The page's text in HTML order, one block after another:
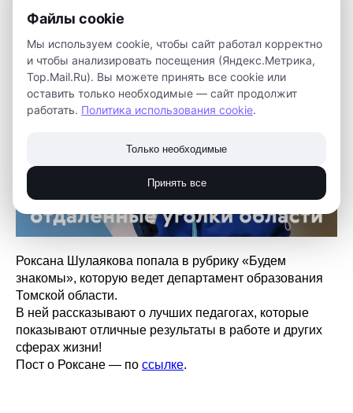
Роксана Шулаякова попала в рубрику «Будем
знакомы», которую ведет департамент образования
Томской области.
В ней рассказывают о лучших педагогах, которые
показывают отличные результаты в работе и других
сферах жизни!
Пост о Роксане — по ссылке.
Файлы cookie
Мы используем cookie, чтобы сайт работал корректно
и чтобы анализировать посещения (Яндекс.Метрика,
Top.Mail.Ru). Вы можете принять все cookie или
оставить только необходимые — сайт продолжит
работать. Политика использования cookie.
Только необходимые
Принять все